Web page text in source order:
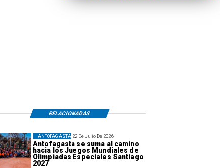
22 De Julio De 2026
Antofagasta se suma al camino
hacia los Juegos Mundiales de
Olimpiadas Especiales Santiago
2027
ANTOFAGASTA
RELACIONADAS